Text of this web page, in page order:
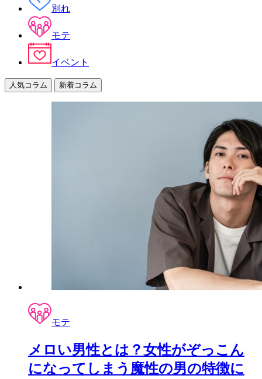
別れ
モテ
イベント
人気コラム 新着コラム
モテ
メロい男性とは？女性がぞっこん
になってしまう魔性の男の特徴に